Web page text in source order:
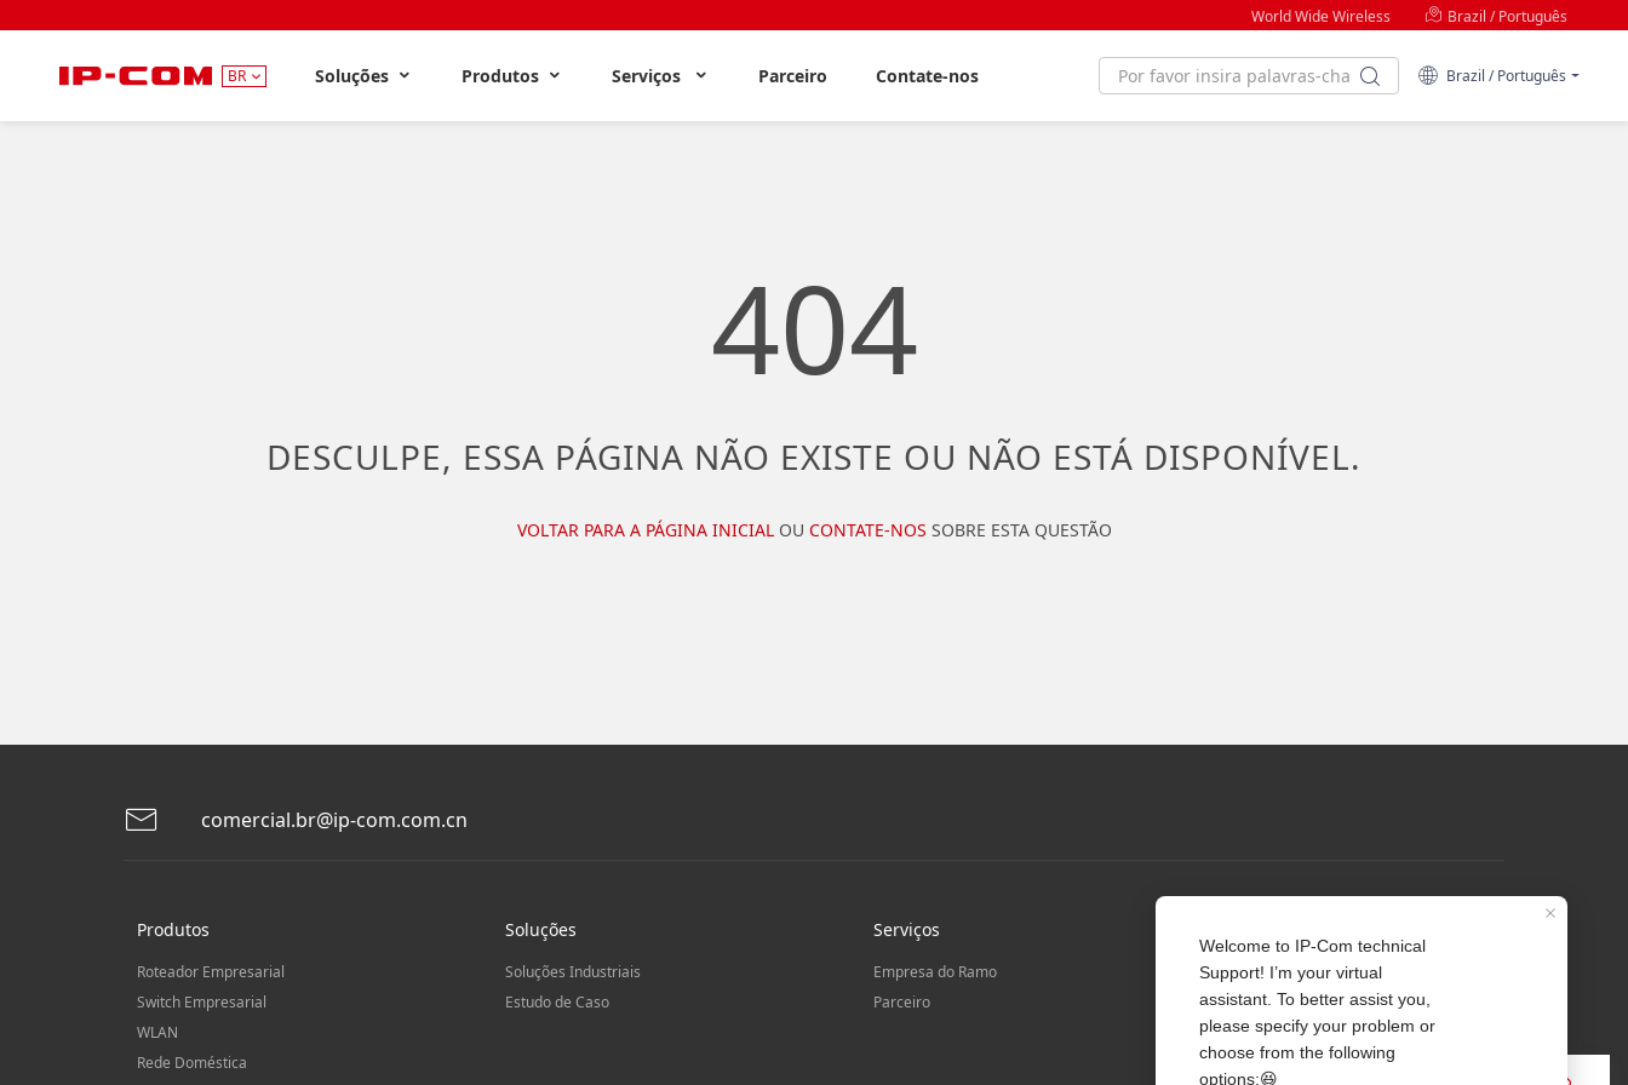
World Wide Wireless Brazil / Português
BR Soluções Produtos Serviços Parceiro Contate-nos Brazil / Português
404
DESCULPE, ESSA PÁGINA NÃO EXISTE OU NÃO ESTÁ DISPONÍVEL.
VOLTAR PARA A PÁGINA INICIALOU CONTATE-NOS SOBRE ESTA QUESTÃO
comercial.br@ip-com.com.cn
Produtos
Roteador Empresarial
Switch Empresarial
WLAN
Rede Doméstica
Soluções
Soluções Industriais
Estudo de Caso
Serviços
Empresa do Ramo
Parceiro
Contate-nos
Sobre Nós
Notícia